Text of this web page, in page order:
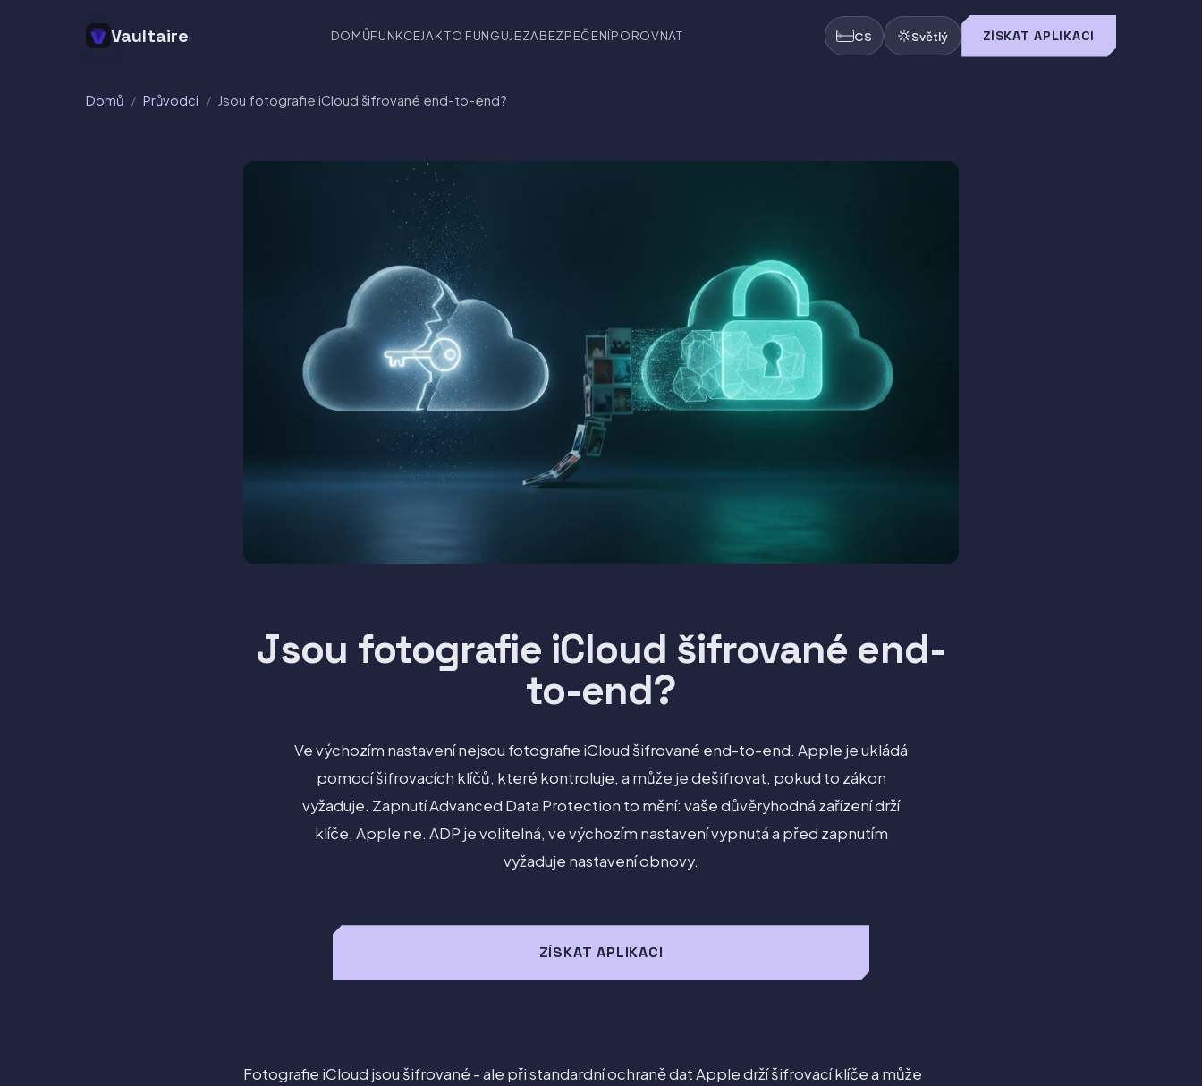
Vaultaire DOMŮFUNKCEJAK TO FUNGUJEZABEZPEČENÍPOROVNAT CS Světlý ZÍSKAT APLIKACI
Domů / Průvodci / Jsou fotografie iCloud šifrované end-to-end?
Jsou fotografie iCloud šifrované end-
to-end?
Ve výchozím nastavení nejsou fotografie iCloud šifrované end-to-end. Apple je ukládá
pomocí šifrovacích klíčů, které kontroluje, a může je dešifrovat, pokud to zákon
vyžaduje. Zapnutí Advanced Data Protection to mění: vaše důvěryhodná zařízení drží
klíče, Apple ne. ADP je volitelná, ve výchozím nastavení vypnutá a před zapnutím
vyžaduje nastavení obnovy.
ZÍSKAT APLIKACI
Fotografie iCloud jsou šifrované - ale při standardní ochraně dat Apple drží šifrovací klíče a může